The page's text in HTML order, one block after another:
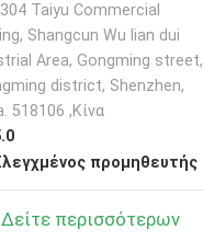
Taiyu Commercial
Shangcun Wu lian dui
Area, Gongming street,
district, Shenzhen,
518106 ,Κίνα
προμηθευτής
Δείτε περισσότερων